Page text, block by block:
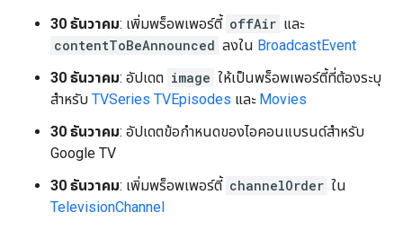
30 ธันวาคม: เพิ่มพร็อพเพอร์ตี้ offAir และ
contentToBeAnnounced ลงใน BroadcastEvent
30 ธันวาคม: อัปเดต image ให้เป็นพร็อพเพอร์ตี้ที่ต้องระบุ
สำหรับ TVSeries TVEpisodes และ Movies
30 ธันวาคม: อัปเดตข้อกำหนดของไอคอนแบรนด์สำหรับ
Google TV
30 ธันวาคม: เพิ่มพร็อพเพอร์ตี้ channelOrder ใน
TelevisionChannel